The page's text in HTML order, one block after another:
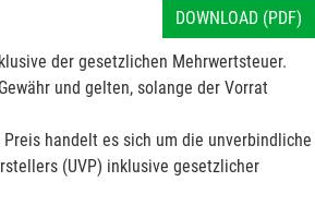
DOWNLOAD (PDF)
der gesetzlichen Mehrwertsteuer.
und gelten, solange der Vorrat
handelt es sich um die unverbindliche
(UVP) inklusive gesetzlicher